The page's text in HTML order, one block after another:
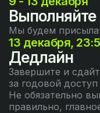
Выполняйте
Мы будем
13 декабря,
Дедлайн
Завершите и
за годовой
Не обязательно
правильно,